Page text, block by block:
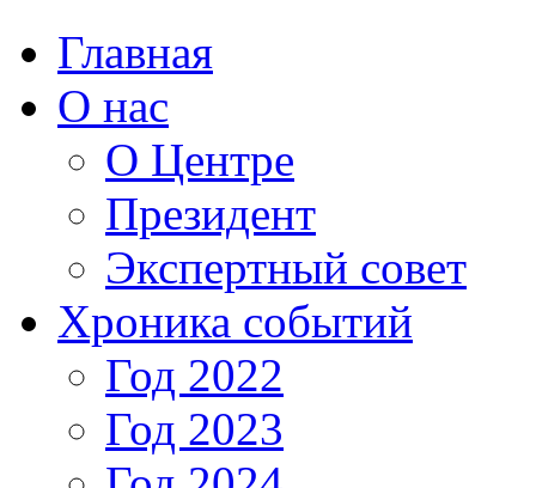
Главная
О нас
О Центре
Президент
Экспертный совет
Хроника событий
Год 2022
Год 2023